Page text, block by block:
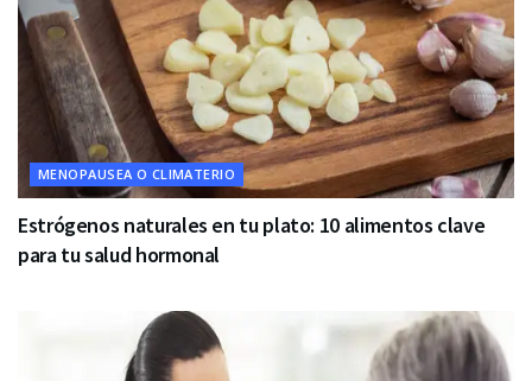
MENOPAUSEA O CLIMATERIO
Estrógenos naturales en tu plato: 10 alimentos clave
para tu salud hormonal